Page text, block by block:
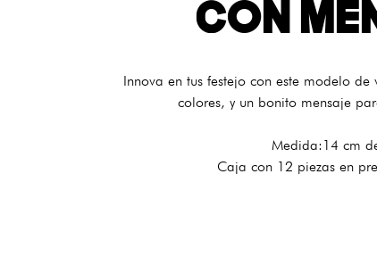
CON
Innova en tus festejo con este modelo
colores, y un bonito mensaje
Medida:14 cm
Caja con 12 piezas en